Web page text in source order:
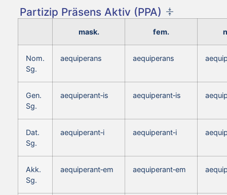
Partizip Präsens Aktiv (PPA)
mask. fem.
Nom.
Sg.
aequiperans aequiperans
Gen.
Sg.
aequiperant‑is aequiperant‑is
Dat.
Sg.
aequiperant‑i aequiperant‑i
Akk.
Sg.
aequiperant‑em aequiperant‑em